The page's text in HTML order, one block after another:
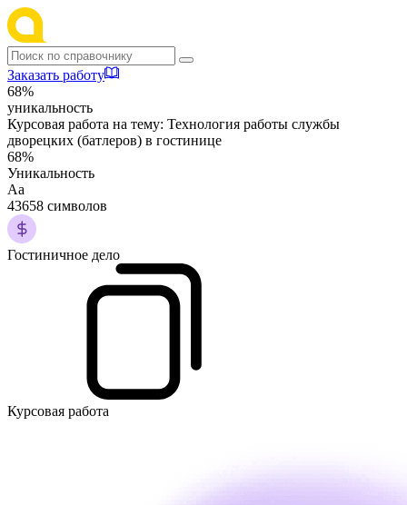
Заказать работу
68%
уникальность
Курсовая работа на тему: Технология работы службы
дворецких (батлеров) в гостинице
68%
Уникальность
Аа
43658 символов
Гостиничное дело
Курсовая работа